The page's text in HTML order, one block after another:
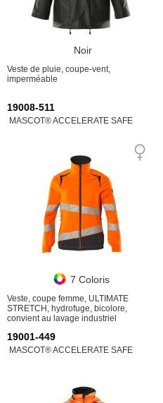
Noir
Veste de pluie, coupe-vent,
imperméable
19008-511
MASCOT® ACCELERATE SAFE
7 Coloris
Veste, coupe femme, ULTIMATE
STRETCH, hydrofuge, bicolore,
convient au lavage industriel
19001-449
MASCOT® ACCELERATE SAFE